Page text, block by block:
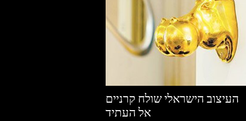
העיצוב הישראלי שולח קרניים
אל העתיד